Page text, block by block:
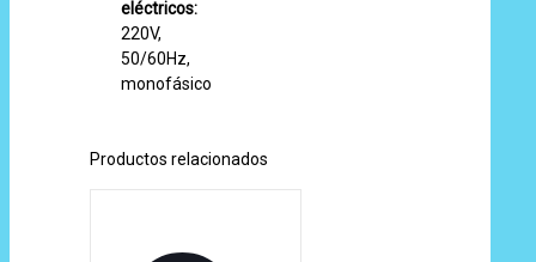
eléctricos:
220V,
50/60Hz,
monofásico
Productos relacionados